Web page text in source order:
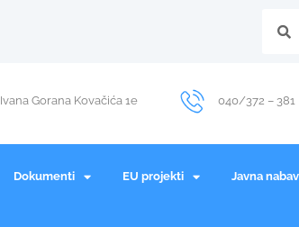
Ivana Gorana Kovačića 1e 040/372 – 381
Dokumenti EU projekti Javna